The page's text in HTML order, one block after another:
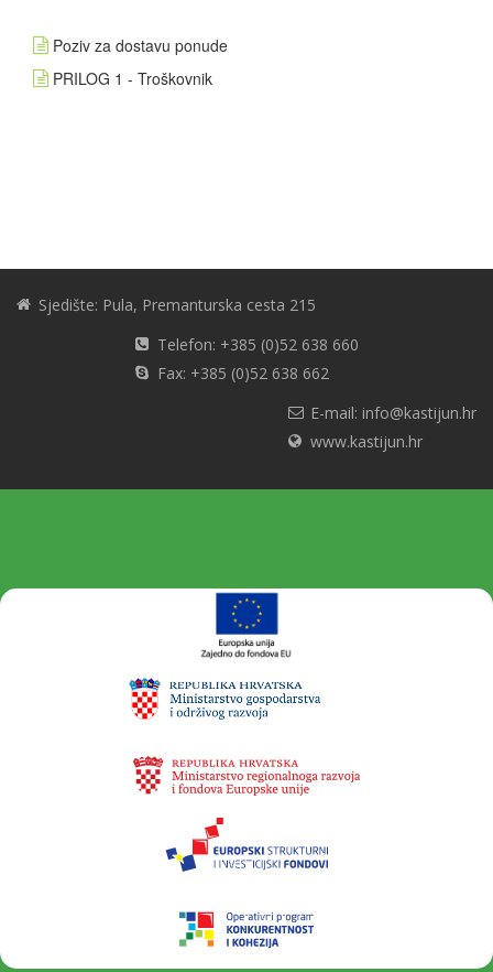
Poziv za dostavu ponude
PRILOG 1 - Troškovnik
Sjedište: Pula, Premanturska cesta 215
Telefon: +385 (0)52 638 660
Fax: +385 (0)52 638 662
E-mail: info@kastijun.hr
www.kastijun.hr